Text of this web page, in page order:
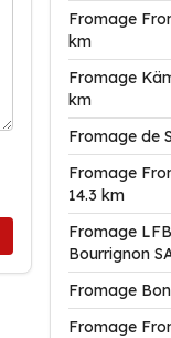
Fromage
km
Fromage
km
Fromage de
Fromage
14.3 km
Fromage
Bourrignon
Fromage
Fromage